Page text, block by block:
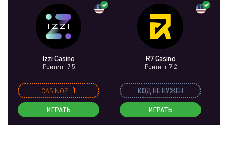
Izzi Casino
Рейтинг 7.5
CASINOZ
ИГРАТЬ
R7 Casino
Рейтинг 7.2
КОД НЕ НУЖЕН
ИГРАТЬ